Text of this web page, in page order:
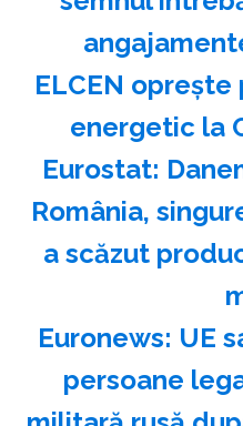
ELCEN
energetic la
Eurostat:
România,
a scăzut
Euronews: UE
persoane